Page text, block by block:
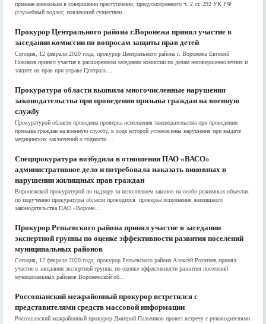
признан виновным в совершении преступления, предусмотренного ч. 2 ст. 292 УК РФ
(служебный подлог, повлекший существен...
Прокурор Центрального района г.Воронежа принял участие в
заседании комиссии по вопросам защиты прав детей
Сегодня, 12 февраля 2020 года, прокурор Центрального района г. Воронежа Евгений
Новиков принял участие в расширенном заседании комиссии по делам несовершеннолетних и
защите их прав при управе Централь...
Прокуратура области выявила многочисленные нарушения
законодательства при проведении призыва граждан на военную
службу
Прокуратурой области проведена проверка исполнения законодательства при проведении
призыва граждан на военную службу, в ходе которой установлены нарушения при выдаче
медицинских заключений о годности ...
Спецпрокуратура возбудила в отношении ПАО «ВАСО»
административное дело и потребовала наказать виновных в
нарушении жилищных прав граждан
Воронежской прокуратурой по надзору за исполнением законов на особо режимных объектах
по поручению прокуратуры области проводится проверка исполнения жилищного
законодательства ПАО «Вороне...
Прокурор Репьевского района принял участие в заседании
экспертной группы по оценке эффективности развития поселений
муниципальных районов
Сегодня, 12 февраля 2020 года, прокурор Репьевского района Алексей Рогатнев принял
участие в заседании экспертной группы по оценке эффективности развития поселений
муниципальных районов Воронежской об...
Россошанский межрайонный прокурор встретился с
представителями средств массовой информации
Россошанский мажрайонный прокурор Дмитрий Пальчиков провел встречу с руководителями